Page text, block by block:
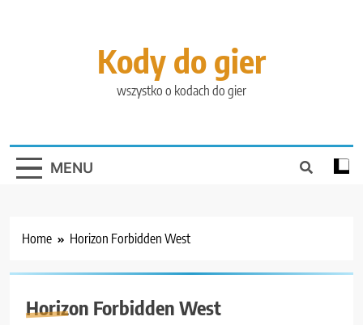
Kody do gier
wszystko o kodach do gier
MENU
Home Horizon Forbidden West
Horizon Forbidden West